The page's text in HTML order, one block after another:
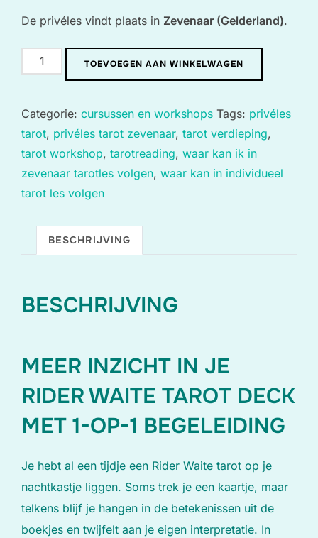
De privéles vindt plaats in Zevenaar (Gelderland).
Privéles
Tarot
Zevenaar
aantal
TOEVOEGEN AAN WINKELWAGEN
Categorie: cursussen en workshops Tags: privéles
tarot, privéles tarot zevenaar, tarot verdieping,
tarot workshop, tarotreading, waar kan ik in
zevenaar tarotles volgen, waar kan in individueel
tarot les volgen
BESCHRIJVING
BESCHRIJVING
MEER INZICHT IN JE
RIDER WAITE TAROT DECK
MET 1-OP-1 BEGELEIDING
Je hebt al een tijdje een Rider Waite tarot op je
nachtkastje liggen. Soms trek je een kaartje, maar
telkens blijf je hangen in de betekenissen uit de
boekjes en twijfelt aan je eigen interpretatie. In